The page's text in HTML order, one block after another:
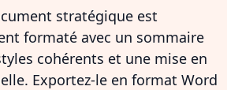
stratégique est
formaté avec un sommaire
cohérents et une mise en
Exportez-le en format Word